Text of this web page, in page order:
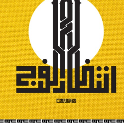
#شجرة_النبوة
#وأنا_على_دين_محم...
#بأمانة_موسى_بن_ج...
#إيران_حرم_فاطمة ...